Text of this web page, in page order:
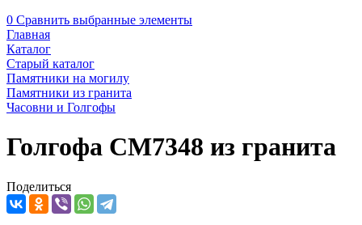
0 Сравнить выбранные элементы
Главная
Каталог
Старый каталог
Памятники на могилу
Памятники из гранита
Часовни и Голгофы
Голгофа CM7348 из гранита
Поделиться